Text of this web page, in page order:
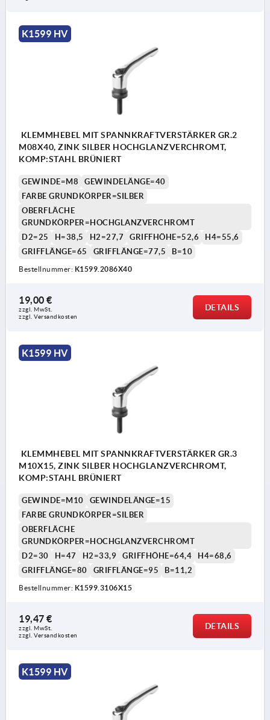
K1599 HV
KLEMMHEBEL MIT SPANNKRAFTVERSTÄRKER GR.2
M08X40, ZINK SILBER HOCHGLANZVERCHROMT,
KOMP:STAHL BRÜNIERT
GEWINDE=M8
GEWINDELÄNGE=40
FARBE GRUNDKÖRPER=SILBER
OBERFLÄCHE
GRUNDKÖRPER=HOCHGLANZVERCHROMT
D2=25
H=38,5 H2=27,7 GRIFFHÖHE=52,6
H4=55,6
GRIFFLÄNGE=65
GRIFFLÄNGE=77,5 B=10
Bestellnummer: K1599.2086X40
19,00 €
zzgl. MwSt.
zzgl. Versandkosten
DETAILS
K1599 HV
KLEMMHEBEL MIT SPANNKRAFTVERSTÄRKER GR.3
M10X15, ZINK SILBER HOCHGLANZVERCHROMT,
KOMP:STAHL BRÜNIERT
GEWINDE=M10
GEWINDELÄNGE=15
FARBE GRUNDKÖRPER=SILBER
OBERFLÄCHE
GRUNDKÖRPER=HOCHGLANZVERCHROMT
D2=30
H=47 H2=33,9 GRIFFHÖHE=64,4
H4=68,6
GRIFFLÄNGE=80
GRIFFLÄNGE=95 B=11,2
Bestellnummer: K1599.3106X15
19,47 €
zzgl. MwSt.
zzgl. Versandkosten
DETAILS
K1599 HV